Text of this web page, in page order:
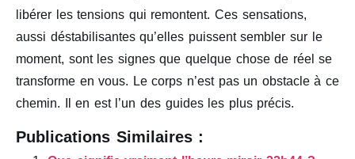
libérer les tensions qui remontent. Ces sensations,
aussi déstabilisantes qu’elles puissent sembler sur le
moment, sont les signes que quelque chose de réel se
transforme en vous. Le corps n’est pas un obstacle à ce
chemin. Il en est l’un des guides les plus précis.
Publications Similaires :